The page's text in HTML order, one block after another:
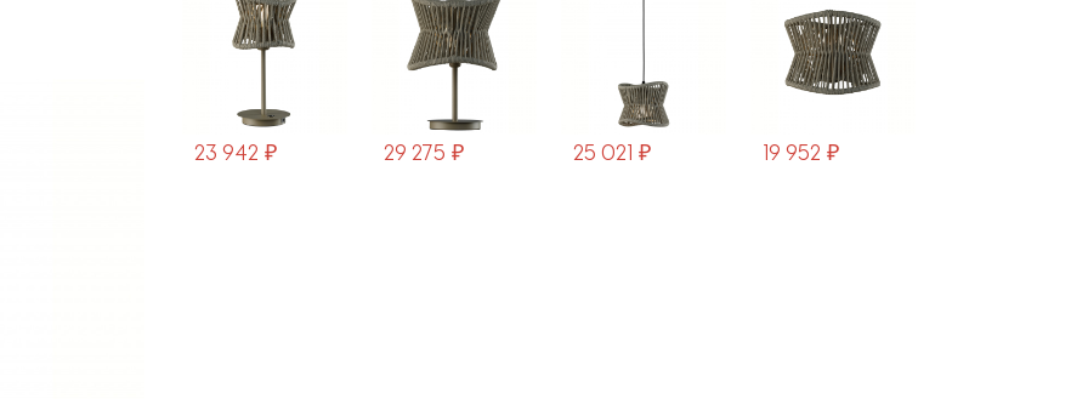
лампа
Polinesia 7137
29 275 ₽
подвесной
Polinesia 7131
25 021 ₽ 19 952 ₽
подвесной
Polinesia 7130
41 262 ₽